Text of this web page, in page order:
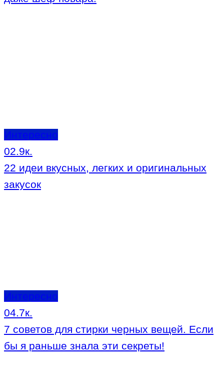
Интересно
02.9к.
22 идеи вкусных, легких и оригинальных
закусок
Интересно
04.7к.
7 советов для стирки черных вещей. Если
бы я раньше знала эти секреты!